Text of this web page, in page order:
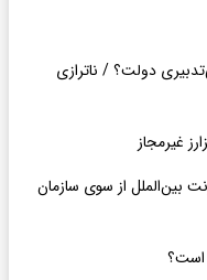
دولت؟ / ناترازی
۲.۷ برای اینترنت بین‌الملل از سوی سازمان
است؟